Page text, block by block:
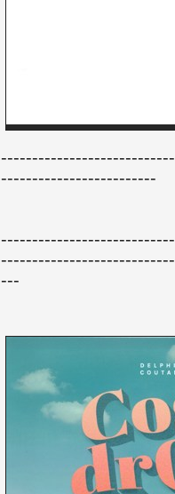
-------------------------
---